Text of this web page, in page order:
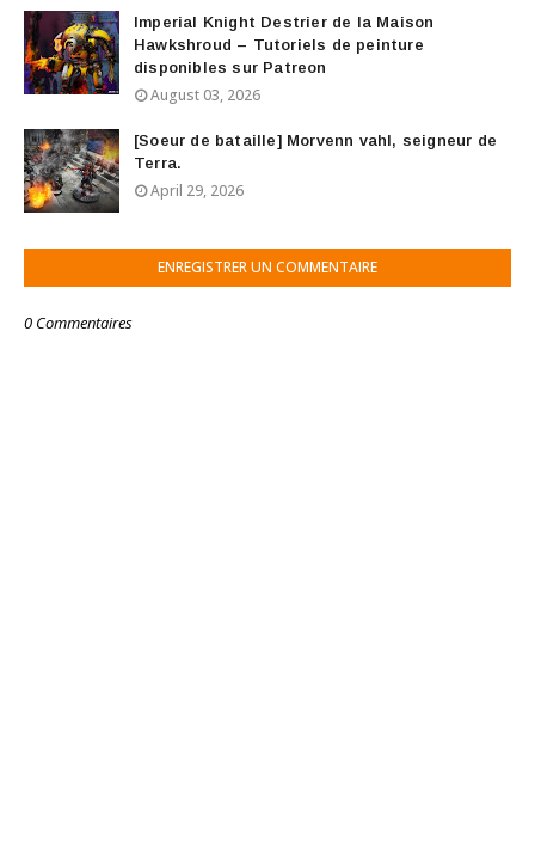
Imperial Knight Destrier de la Maison
Hawkshroud – Tutoriels de peinture
disponibles sur Patreon
August 03, 2026
[Soeur de bataille] Morvenn vahl, seigneur de
Terra.
April 29, 2026
ENREGISTRER UN COMMENTAIRE
0 Commentaires